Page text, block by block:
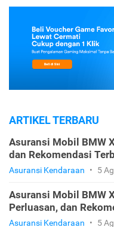
ARTIKEL TERBARU
Asuransi Mobil BMW
dan Rekomendasi
Asuransi Kendaraan • 5
Asuransi Mobil BMW
Perluasan, dan
Asuransi Kendaraan • 5